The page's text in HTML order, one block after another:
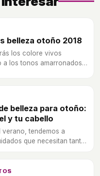
belleza otoño 2018
los colore vivos
a los tonos amarronados y
belleza para otoño:
y tu cabello
verano, tendemos a
que necesitan tanto